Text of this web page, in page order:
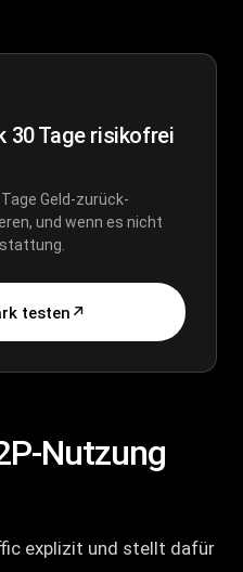
30 Tage risikofrei
Geld-zurück-
und wenn es nicht
testen ↗
Nutzung
explizit und stellt dafür